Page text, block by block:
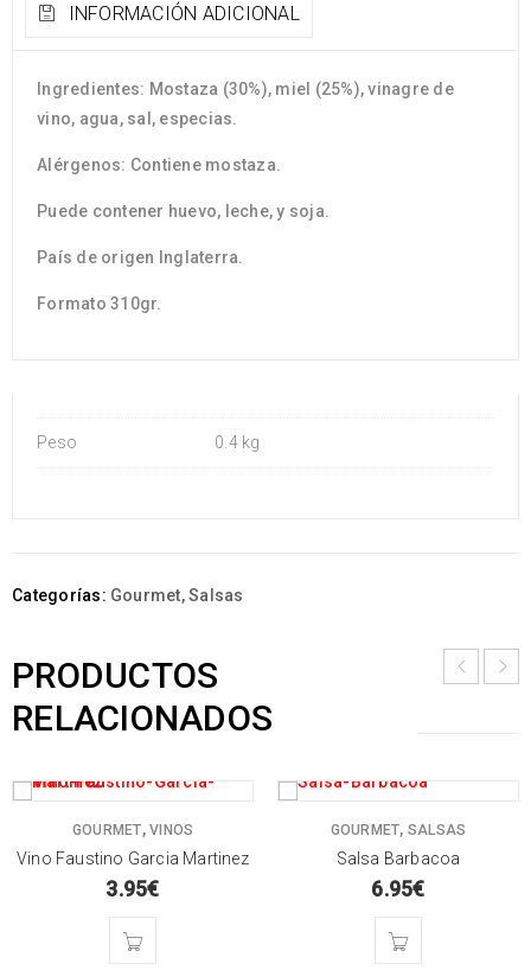
INFORMACIÓN ADICIONAL
Ingredientes: Mostaza (30%), miel (25%), vinagre de
vino, agua, sal, especias.
Alérgenos: Contiene mostaza.
Puede contener huevo, leche, y soja.
País de origen Inglaterra.
Formato 310gr.
Peso 0.4 kg
Categorías: Gourmet,Salsas
PRODUCTOS
RELACIONADOS
GOURMET, VINOS
Vino Faustino Garcia Martinez
3.95€
GOURMET, SALSAS
Salsa Barbacoa
6.95€